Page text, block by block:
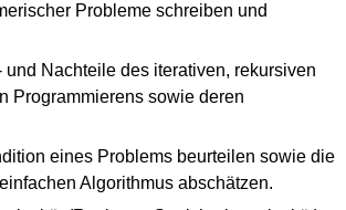
Probleme schreiben und
und Nachteile des iterativen, rekursiven
Programmierens sowie deren
eines Problems beurteilen sowie die
Algorithmus abschätzen.